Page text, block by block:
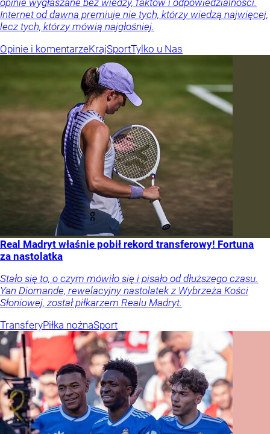
opinie wygłaszane bez wiedzy, faktów i odpowiedzialności.
Internet od dawna premiuje nie tych, którzy wiedzą najwięcej,
lecz tych, którzy mówią najgłośniej.
Opinie i komentarzeKrajSportTylko u Nas
Real Madryt właśnie pobił rekord transferowy! Fortuna
za nastolatka
Stało się to, o czym mówiło się i pisało od dłuższego czasu.
Yan Diomande, rewelacyjny nastolatek z Wybrzeża Kości
Słoniowej, został piłkarzem Realu Madryt.
TransferyPiłka nożnaSport